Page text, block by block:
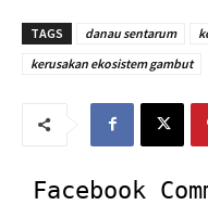
TAGS danau sentarum
kerusakan ekosistem gambut
Facebook